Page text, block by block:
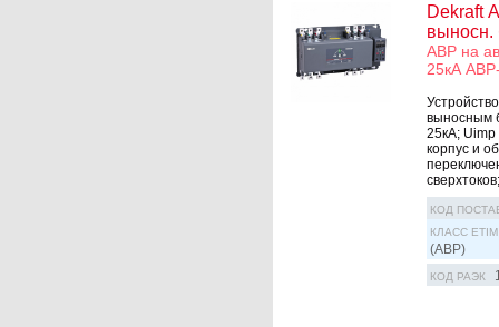
Dekraft
выносн.
АВР на
25кА
выносным
25кА;
корпус и
КОД
КЛАСС ETIM
(АВР)
КОД РАЭК